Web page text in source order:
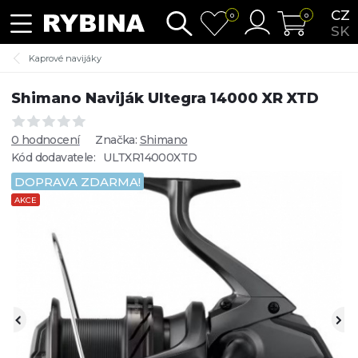
CZ
SK
0 0
Kaprové navijáky
Shimano Naviják Ultegra 14000 XR XTD
0 hodnocení Značka: Shimano
Kód dodavatele: ULTXR14000XTD
DOPRAVA ZDARMA!
AKCE